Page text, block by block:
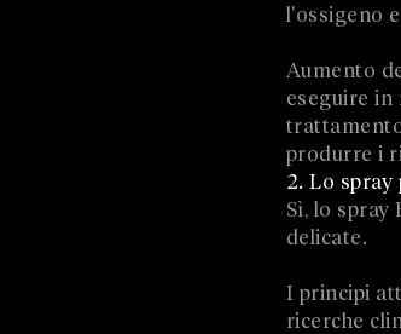
l'ossigeno
Aumento
eseguire in
produrre i
2. Lo spray
Sì, lo spray
delicate.
I principi
ricerche